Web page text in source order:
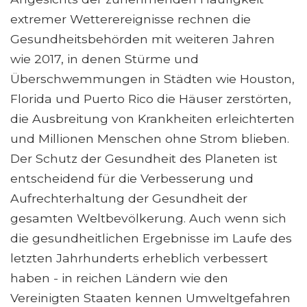
extremer Wetterereignisse rechnen die
Gesundheitsbehörden mit weiteren Jahren
wie 2017, in denen Stürme und
Überschwemmungen in Städten wie Houston,
Florida und Puerto Rico die Häuser zerstörten,
die Ausbreitung von Krankheiten erleichterten
und Millionen Menschen ohne Strom blieben.
Der Schutz der Gesundheit des Planeten ist
entscheidend für die Verbesserung und
Aufrechterhaltung der Gesundheit der
gesamten Weltbevölkerung. Auch wenn sich
die gesundheitlichen Ergebnisse im Laufe des
letzten Jahrhunderts erheblich verbessert
haben - in reichen Ländern wie den
Vereinigten Staaten kennen Umweltgefahren